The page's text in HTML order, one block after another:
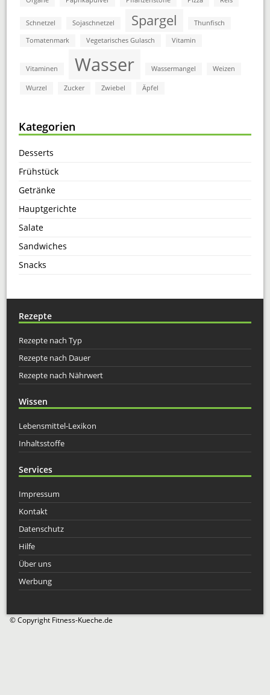
Schnetzel Sojaschnetzel Spargel Thunfisch
Tomatenmark Vegetarisches Gulasch Vitamin
Vitaminen Wasser Wassermangel Weizen
Wurzel Zucker Zwiebel Äpfel
Kategorien
Desserts
Frühstück
Getränke
Hauptgerichte
Salate
Sandwiches
Snacks
Rezepte
Rezepte nach Typ
Rezepte nach Dauer
Rezepte nach Nährwert
Wissen
Lebensmittel-Lexikon
Inhaltsstoffe
Services
Impressum
Kontakt
Datenschutz
Hilfe
Über uns
Werbung
© Copyright Fitness-Kueche.de